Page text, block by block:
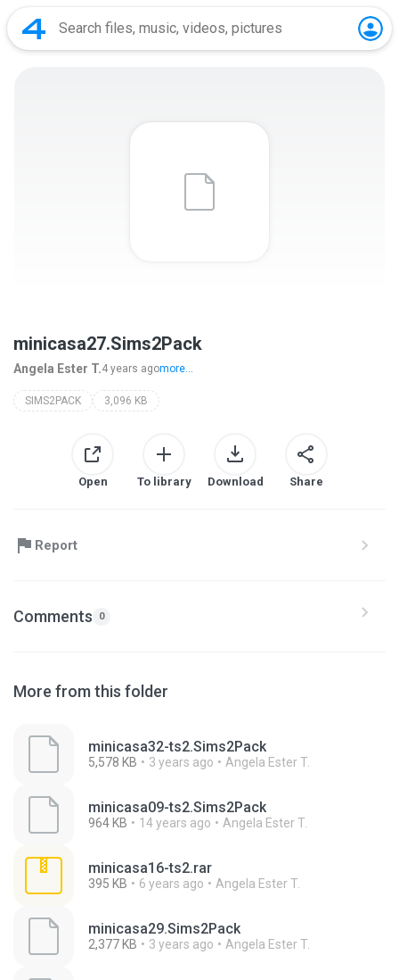
minicasa27.Sims2Pack
Angela Ester T.4 years agomore...
SIMS2PACK 3,096 KB
Open To library Download Share
Report
Comments 0
More from this folder
minicasa32-ts2.Sims2Pack
5,578 KB 3 years ago Angela Ester T.
minicasa09-ts2.Sims2Pack
964 KB 14 years ago Angela Ester T.
minicasa16-ts2.rar
395 KB 6 years ago Angela Ester T.
minicasa29.Sims2Pack
2,377 KB 3 years ago Angela Ester T.